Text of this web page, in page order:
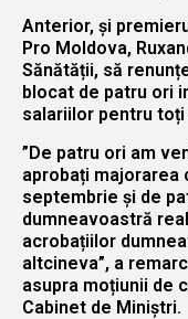
Anterior, și
Pro Moldova,
Sănătății, să
blocat de patru ori
salariilor pentru
”De patru ori am
aprobați majorarea
septembrie și de
dumneavoastră
acrobațiilor
altcineva”, a
asupra moțiunii de
Cabinet de Miniștri.